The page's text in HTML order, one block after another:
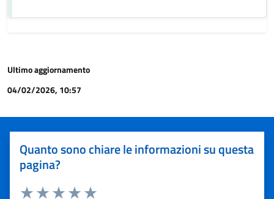
Ultimo aggiornamento
04/02/2026, 10:57
Quanto sono chiare le informazioni su questa
pagina?